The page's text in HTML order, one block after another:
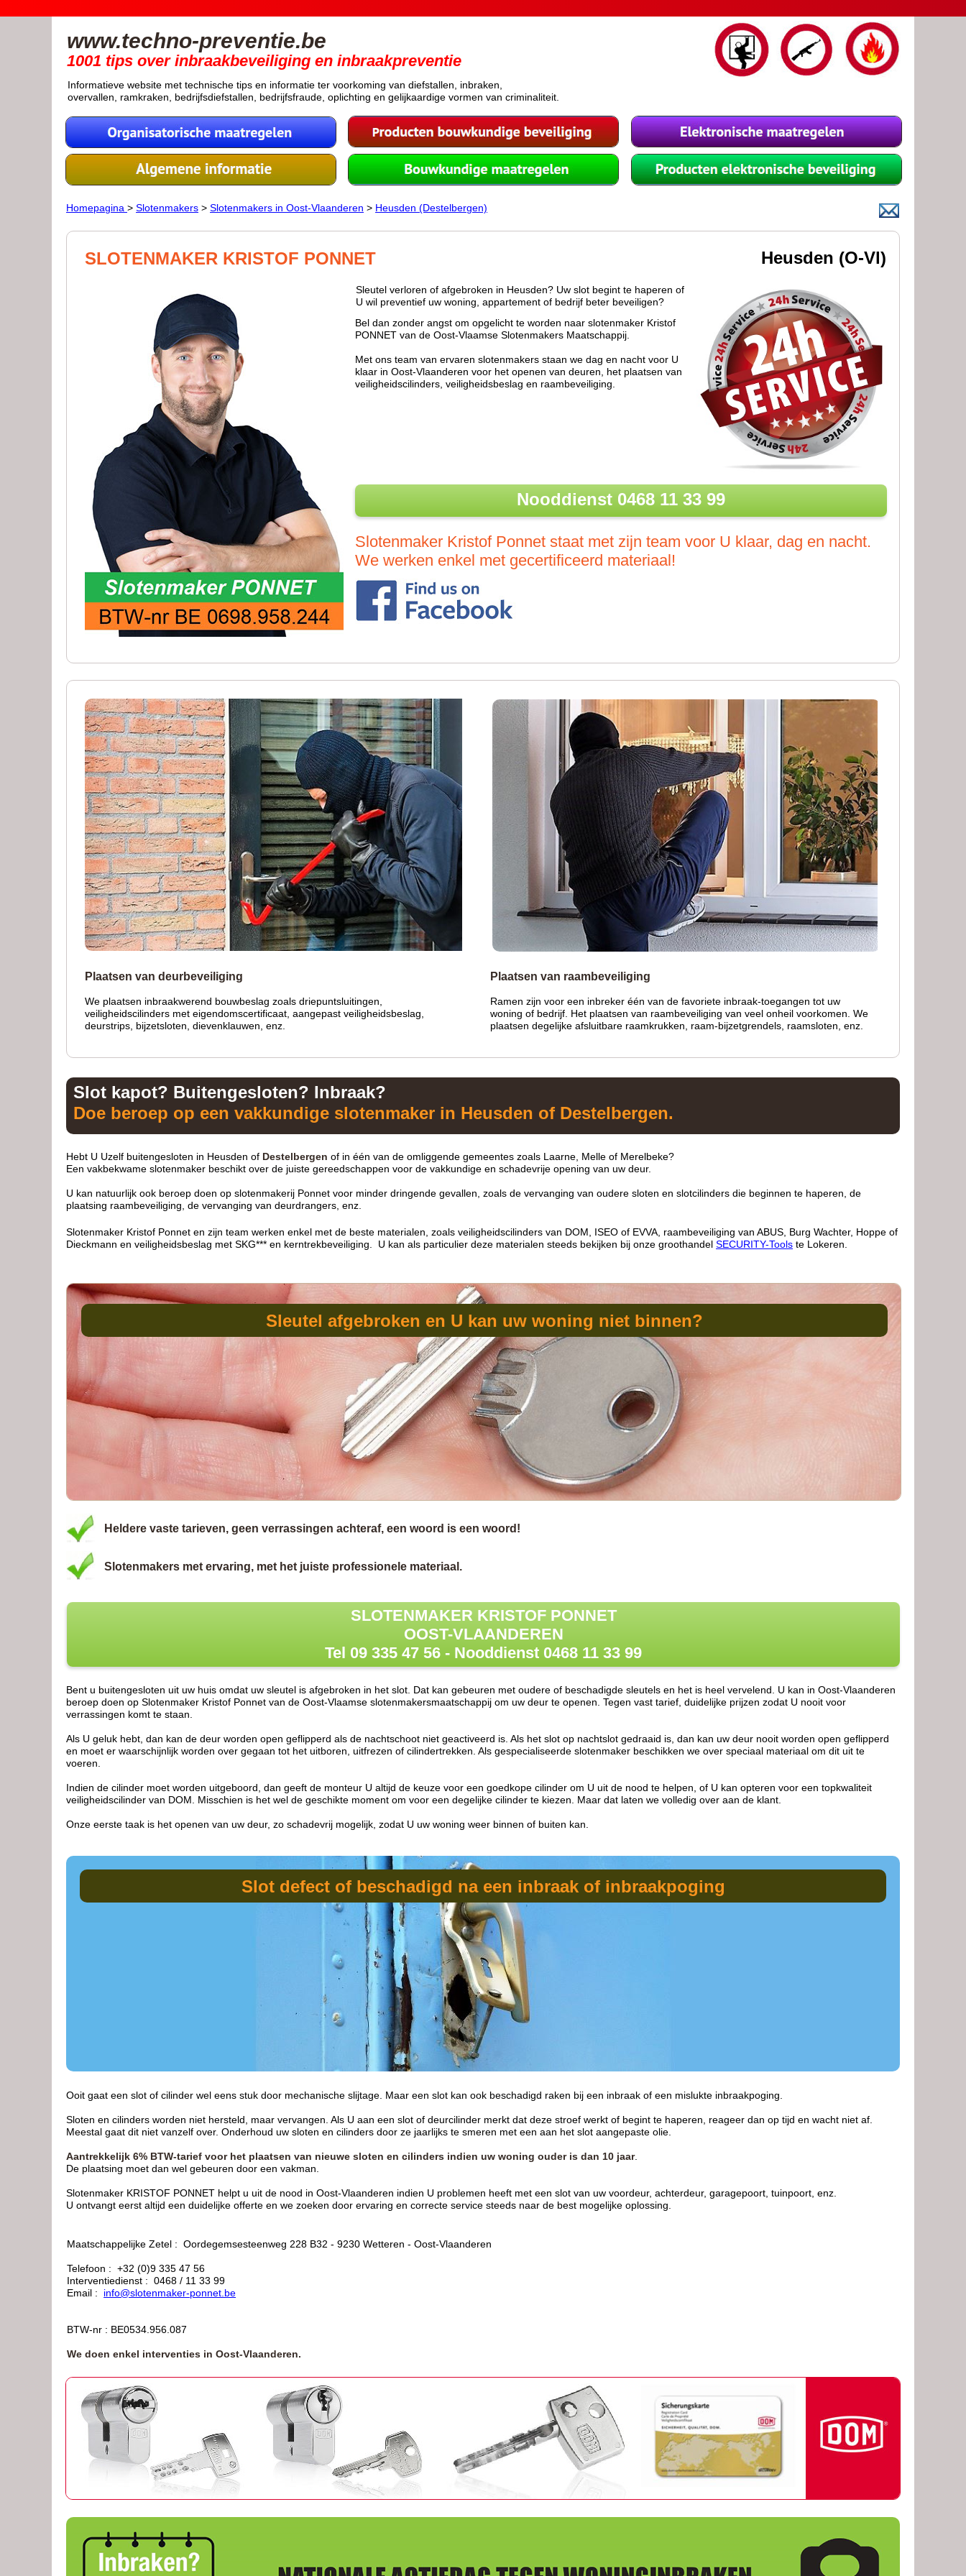
www.techno-preventie.be
1001 tips over inbraakbeveiliging en inbraakpreventie
Informatieve website met technische tips en informatie ter voorkoming van diefstallen, inbraken,
overvallen, ramkraken, bedrijfsdiefstallen, bedrijfsfraude, oplichting en gelijkaardige vormen van criminaliteit.
Homepagina>Slotenmakers >Slotenmakers in Oost-Vlaanderen > Heusden (Destelbergen)
SLOTENMAKER KRISTOF PONNET Heusden (O-Vl)
Sleutel verloren of afgebroken in Heusden? Uw slot begint te haperen of
U wil preventief uw woning, appartement of bedrijf beter beveiligen?
Bel dan zonder angst om opgelicht te worden naar slotenmaker Kristof
PONNET van de Oost-Vlaamse Slotenmakers Maatschappij.
Met ons team van ervaren slotenmakers staan we dag en nacht voor U
klaar in Oost-Vlaanderen voor het openen van deuren, het plaatsen van
veiligheidscilinders, veiligheidsbeslag en raambeveiliging.
Nooddienst 0468 11 33 99
Slotenmaker Kristof Ponnet staat met zijn team voor U klaar, dag en nacht.
We werken enkel met gecertificeerd materiaal!
Plaatsen van deurbeveiliging
We plaatsen inbraakwerend bouwbeslag zoals driepuntsluitingen,
veiligheidscilinders met eigendomscertificaat, aangepast veiligheidsbeslag,
deurstrips, bijzetsloten, dievenklauwen, enz.
Plaatsen van raambeveiliging
Ramen zijn voor een inbreker één van de favoriete inbraak-toegangen tot uw
woning of bedrijf. Het plaatsen van raambeveiliging van veel onheil voorkomen. We
plaatsen degelijke afsluitbare raamkrukken, raam-bijzetgrendels, raamsloten, enz.
Slot kapot? Buitengesloten? Inbraak?
Doe beroep op een vakkundige slotenmaker in Heusden of Destelbergen.
Hebt U Uzelf buitengesloten in Heusden of Destelbergen of in één van de omliggende gemeentes zoals Laarne, Melle of Merelbeke?
Een vakbekwameslotenmaker beschikt over de juiste gereedschappen voor de vakkundige en schadevrije opening van uw deur.
U kan natuurlijk ook beroep doen op slotenmakerij Ponnet voor minder dringende gevallen, zoals de vervanging van oudere sloten en slotcilinders die beginnen te haperen, de
plaatsing raambeveiliging, de vervanging van deurdrangers, enz.
Slotenmaker Kristof Ponnet en zijn team werken enkel met de beste materialen, zoals veiligheidscilinders van DOM, ISEO of EVVA, raambeveiliging van ABUS, Burg Wachter, Hoppe of
Dieckmann en veiligheidsbeslag met SKG*** en kerntrekbeveiliging. U kan als particulier deze materialen steeds bekijken bij onze groothandelSECURITY-Tools te Lokeren.
Sleutel afgebroken en U kan uw woning niet binnen?
Heldere vaste tarieven, geen verrassingen achteraf, een woord is een woord!
Slotenmakers met ervaring, met het juiste professionele materiaal.
SLOTENMAKER KRISTOF PONNET
OOST-VLAANDEREN
Tel 09 335 47 56 - Nooddienst 0468 11 33 99
Bent u buitengesloten uit uw huis omdat uw sleutel is afgebroken in het slot. Dat kan gebeuren met oudere of beschadigde sleutels en het is heel vervelend. U kan in Oost-Vlaanderen
beroep doen op Slotenmaker Kristof Ponnet van de Oost-Vlaamse slotenmakersmaatschappij om uw deur te openen. Tegen vast tarief, duidelijke prijzen zodat U nooit voor
verrassingen komt te staan.
Als U geluk hebt, dan kan de deur worden open geflipperd als de nachtschoot niet geactiveerd is. Als het slot op nachtslot gedraaid is, dan kan uw deur nooit worden open geflipperd
en moet er waarschijnlijk worden over gegaan tot het uitboren, uitfrezen of cilindertrekken. Als gespecialiseerde slotenmaker beschikken we over speciaal materiaal om dit uit te
voeren.
Indien de cilinder moet worden uitgeboord, dan geeft de monteur U altijd de keuze voor een goedkope cilinder om U uit de nood te helpen, of U kan opteren voor een topkwaliteit
veiligheidscilinder van DOM. Misschien is het wel de geschikte moment om voor een degelijke cilinder te kiezen. Maar dat laten we volledig over aan de klant.
Onze eerste taak is het openen van uw deur, zo schadevrij mogelijk, zodat U uw woning weer binnen of buiten kan.
Slot defect of beschadigd na een inbraak of inbraakpoging
Ooit gaat een slot of cilinder wel eens stuk door mechanische slijtage. Maar een slot kan ook beschadigd raken bij een inbraak of een mislukte inbraakpoging.
Sloten en cilinders worden niet hersteld, maar vervangen. Als U aan een slot of deurcilinder merkt dat deze stroef werkt of begint te haperen, reageer dan op tijd en wacht niet af.
Meestal gaat dit niet vanzelf over. Onderhoud uw sloten en cilinders door ze jaarlijks te smeren met een aan het slot aangepaste olie.
Aantrekkelijk 6% BTW-tarief voor het plaatsen van nieuwe sloten en cilinders indien uw woning ouder is dan 10 jaar.
De plaatsing moet dan wel gebeuren door een vakman.
Slotenmaker KRISTOF PONNET helpt u uit de nood in Oost-Vlaanderen indien U problemen heeft met een slot van uw voordeur, achterdeur, garagepoort, tuinpoort, enz.
U ontvangt eerst altijd een duidelijke offerte en we zoeken door ervaring en correcte service steeds naar de best mogelijke oplossing.
Maatschappelijke Zetel : Oordegemsesteenweg 228 B32 - 9230 Wetteren - Oost-Vlaanderen
Telefoon : +32 (0)9 335 47 56
Interventiedienst : 0468 / 11 33 99
Email : info@slotenmaker-ponnet.be
BTW-nr : BE0534.956.087
We doen enkel interventies in Oost-Vlaanderen.